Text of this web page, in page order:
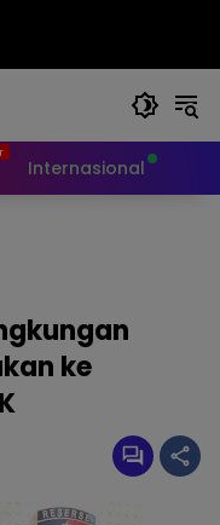
Internasional
ke